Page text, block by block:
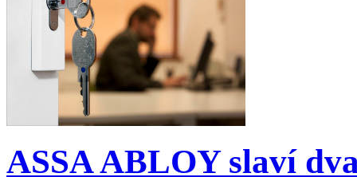
ASSA ABLOY slaví